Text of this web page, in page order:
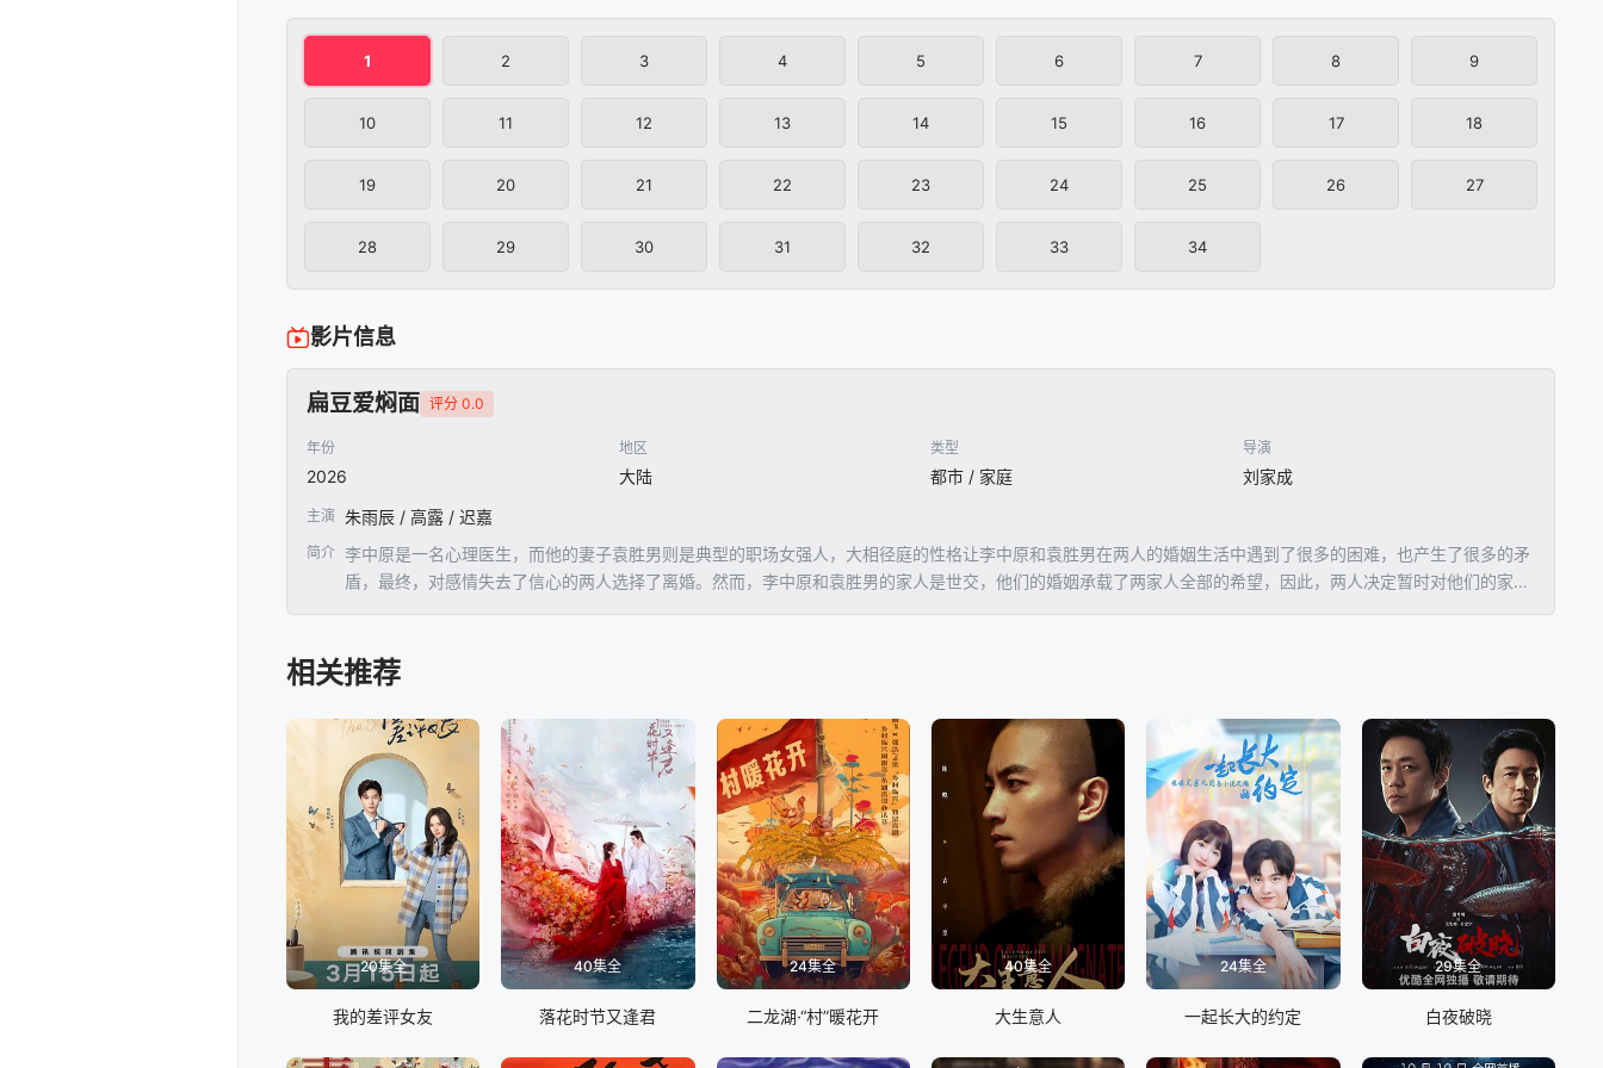
1 2 3 4 5 6 7 8 9
10 11 12 13 14 15 16 17 18
19 20 21 22 23 24 25 26 27
28 29 30 31 32 33 34
影片信息
扁豆爱焖面 评分 0.0
年份
2026
地区
大陆
类型
都市 / 家庭
导演
刘家成
主演 朱雨辰 / 高露 / 迟嘉
简介 李中原是一名心理医生，而他的妻子袁胜男则是典型的职场女强人，大相径庭的性格让李中原和袁胜男在两人的婚姻生活中遇到了很多的困难，也产生了很多的矛
盾，最终，对感情失去了信心的两人选择了离婚。然而，李中原和袁胜男的家人是世交，他们的婚姻承载了两家人全部的希望，因此，两人决定暂时对他们的家人
相关推荐
20集全
我的差评女友
40集全
落花时节又逢君
24集全
二龙湖·“村”暖花开
40集全
大生意人
24集全
一起长大的约定
29集全
白夜破晓